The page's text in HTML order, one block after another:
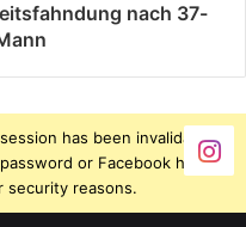
nach 37-
has been invalidated
or Facebook has
security reasons.